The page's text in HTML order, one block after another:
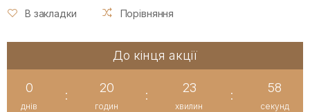
В закладки Порівняння
До кінця акції
0
днів
:
20
годин
:
23
хвилин
:
57
секунд